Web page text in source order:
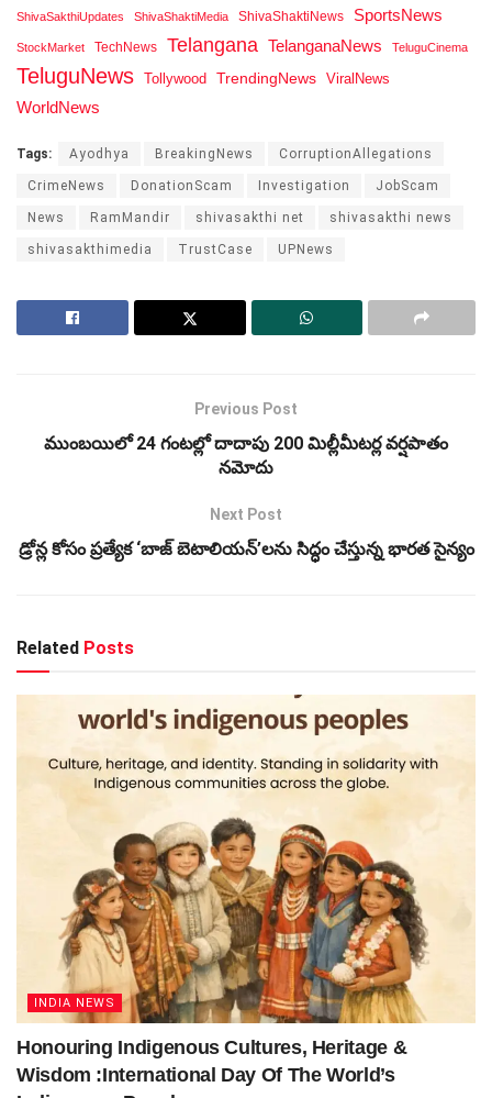
ShivaSakthiUpdates ShivaShaktiMedia ShivaShaktiNews SportsNews
StockMarket TechNews Telangana TelanganaNews TeluguCinema
TeluguNews Tollywood TrendingNews ViralNews
WorldNews
Tags: Ayodhya BreakingNews CorruptionAllegations
CrimeNews DonationScam Investigation JobScam
News RamMandir shivasakthi net shivasakthi news
shivasakthimedia TrustCase UPNews
Previous Post
ముంబయిలో 24 గంటల్లో దాదాపు 200 మిల్లీమీటర్ల వర్షపాతం
నమోదు
Next Post
డ్రోన్ల కోసం ప్రత్యేక ‘బాజ్ బెటాలియన్’లను సిద్ధం చేస్తున్న భారత సైన్యం
Related Posts
INDIA NEWS
Honouring Indigenous Cultures, Heritage &
Wisdom :International Day Of The World’s